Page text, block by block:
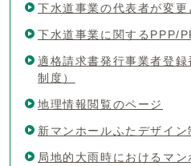
下水道事業の代表者が変更
下水道事業に関するPPP/
適格請求書発行事業者登
制度）
地理情報閲覧のページ
新マンホールふたデザイン
局地的大雨時におけるマ